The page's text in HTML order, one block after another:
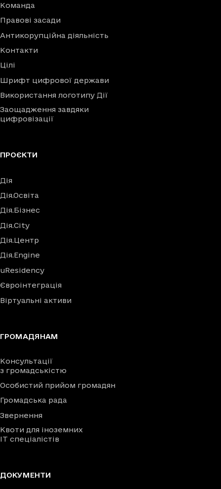
Команда
Правові засади
Антикорупційна діяльність
Контакти
Цілі
Шрифт цифрової держави
Використання логотипу Дії
Заощадження завдяки
цифровізації
ПРОЄКТИ
Дія
Дія.Освіта
Дія.Бізнес
Дія.City
Дія.Центр
Дія.Engine
uResidency
Євроінтеграція
Віртуальні активи
ГРОМАДЯНАМ
Консультації
з громадськістю
Особистий прийом громадян
Громадська рада
Звернення
Квоти для іноземних
IT спеціалістів
ДОКУМЕНТИ